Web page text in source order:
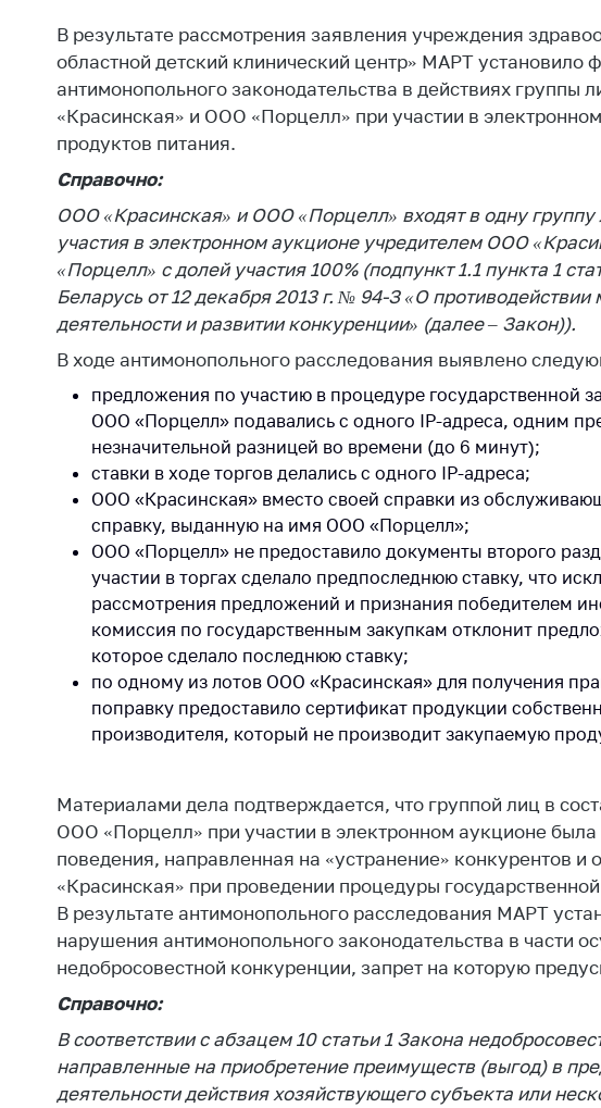
Белорусская
универсальная
товарная биржа
Общественная
жизнь
работа
Официальные
геральдические
символы
5 лет МАРТ
Деятельность
Ценовая политика
Антимонопольное
регулирование и
конкуренция
Торговля и услуги
Регулирование и
контроль закупок
Защита прав
потребителей
Регулирование
Международное
сотрудничество
Применение мер
нетарифного
регулирования
Биржевая торговля
Выставочная
деятельность в
Республике
Беларусь
Адрес и режим
работы
Приемная
Пресс-служба
Вышестоящий
орган
Важное на сайте
Сообщить о
цен
на
средства,
медицинского
назначения и
медицинскую
технику
Решение
факта
(отсутствия)
нарушения
и
Общественное
обсуждение
проектов
Маркировка
Упрощение
условий
бизнеса
В результате рассмотрения заявления учреждения
областной детский клинический центр» МАРТ установило
антимонопольного законодательства в действиях группы
«Красинская» и ООО «Порцелл» при участии в
продуктов питания.
Справочно:
ООО «Красинская» и ООО «Порцелл» входят в одну
участия в электронном аукционе учредителем ООО
«Порцелл» с долей участия 100% (подпункт 1.1 пункта 1
Беларусь от 12 декабря 2013 г. № 94-З «О противодействии
деятельности и развитии конкуренции» (далее – Закон)).
В ходе антимонопольного расследования выявлено
предложения по участию в процедуре государственной
ООО «Порцелл» подавались с одного IP-адреса, одним
незначительной разницей во времени (до 6 минут);
ставки в ходе торгов делались с одного IP-адреса;
ООО «Красинская» вместо своей справки из
справку, выданную на имя ООО «Порцелл»;
ООО «Порцелл» не предоставило документы второго
участии в торгах сделало предпоследнюю ставку, что
рассмотрения предложений и признания победителем
комиссия по государственным закупкам отклонит
которое сделало последнюю ставку;
по одному из лотов ООО «Красинская» для получения
поправку предоставило сертификат продукции
производителя, который не производит закупаемую
Материалами дела подтверждается, что группой лиц в
ООО «Порцелл» при участии в электронном аукционе была
поведения, направленная на «устранение» конкурентов
«Красинская» при проведении процедуры
В результате антимонопольного расследования МАРТ
нарушения антимонопольного законодательства в части
недобросовестной конкуренции, запрет на которую
Справочно:
В соответствии с абзацем 10 статьи 1 Закона
направленные на приобретение преимуществ (выгод) в
деятельности действия хозяйствующего субъекта или